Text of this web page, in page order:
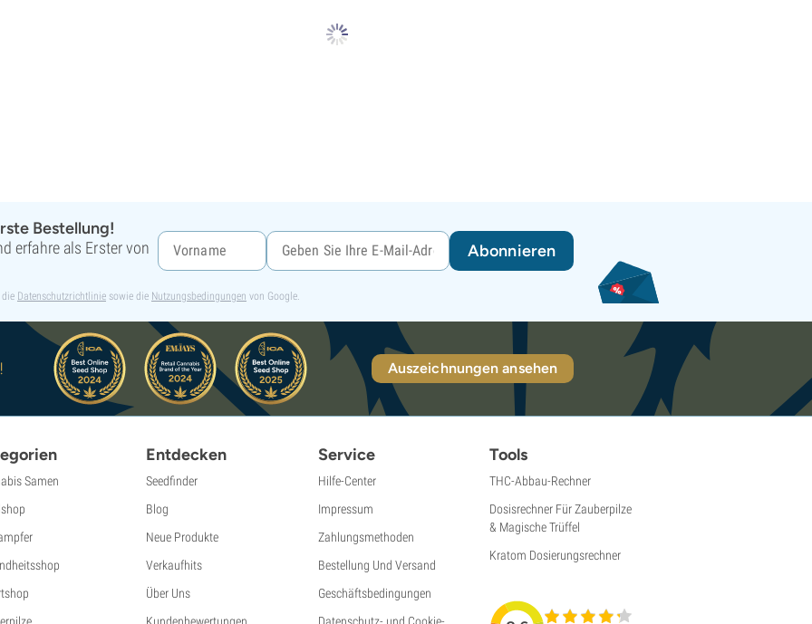
Bestellung!
erfahre als Erster von
Abonnieren
die Datenschutzrichtlinie sowie die Nutzungsbedingungen von Google.
Auszeichnungen ansehen
Samen
Entdecken
Seedfinder
Blog
Neue Produkte
Verkaufhits
Über Uns
Kundenbewertungen
Service
Hilfe-Center
Impressum
Zahlungsmethoden
Bestellung Und Versand
Geschäftsbedingungen
Datenschutz- und Cookie-
Tools
THC-Abbau-Rechner
Dosisrechner Für Zauberpilze
& Magische Trüffel
Kratom Dosierungsrechner